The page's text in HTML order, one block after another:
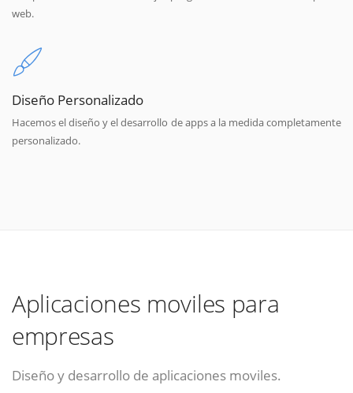
web.
Diseño Personalizado
Hacemos el diseño y el desarrollo de apps a la medida completamente
personalizado.
Aplicaciones moviles para
empresas
Diseño y desarrollo de aplicaciones moviles.